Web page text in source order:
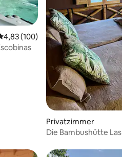
Bewertungen Bewertung:
4,83 (100)
Privatzimmer
Die Bambushütte